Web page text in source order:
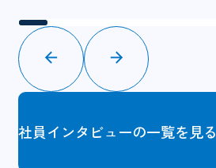
社員インタビューの一覧を見る